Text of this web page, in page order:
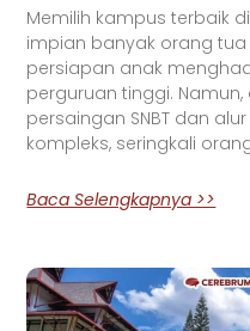
Memilih kampus terbaik
impian banyak orang
persiapan anak
perguruan tinggi.
persaingan SNBT dan
kompleks, seringkali
Baca Selengkapnya >>